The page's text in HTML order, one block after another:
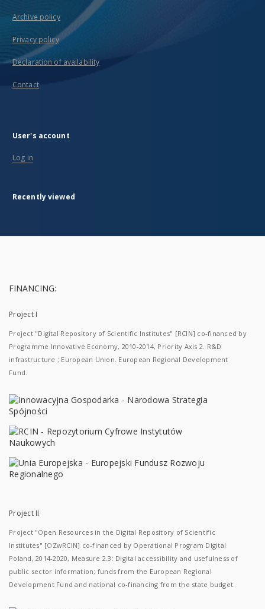
Archive policy
Privacy policy
Declaration of availability
Contact
User's account
Log in
Recently viewed
FINANCING:
Project I
Project "Digital Repository of Scientific Institutes" [RCIN] co-financed by
Programme Innovative Economy, 2010-2014, Priority Axis 2. R&D
infrastructure ; European Union. European Regional Development
Fund.
Project II
Project "Open Resources in the Digital Repository of Scientific
Institutes" [OZwRCIN] co-financed by Operational Program Digital
Poland, 2014-2020, Measure 2.3: Digital accessibility and usefulness of
public sector information; funds from the European Regional
Development Fund and national co-financing from the state budget.